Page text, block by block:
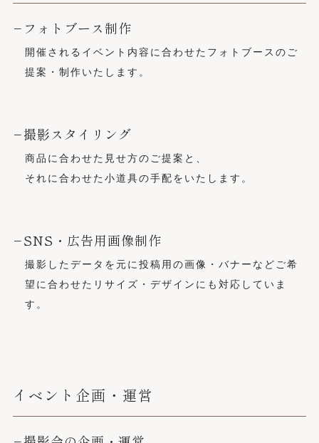
−フォトブース制作
開催されるイベント内容に合わせたフォトブースのご
提案・制作いたします。
−撮影スタイリング
商品に合わせた見せ方のご提案と、
それに合わせた小道具の手配をいたします。
−SNS・広告用画像制作
撮影したデータを元に投稿用の画像・バナーなどご希
望に合わせたリサイズ・デザインにも対応していま
す。
イベント企画・運営